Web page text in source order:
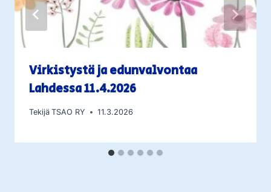
Virkistystä ja edunvalvontaa
Lahdessa 11.4.2026
Tekijä TSAO RY 11.3.2026